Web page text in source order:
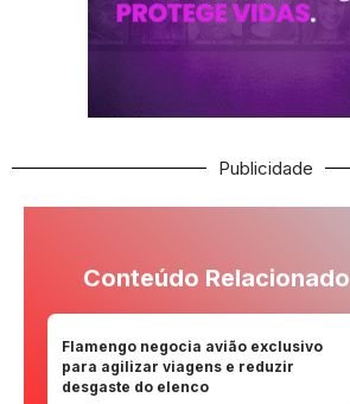
Publicidade
Conteúdo Relacionado
Flamengo negocia avião exclusivo
para agilizar viagens e reduzir
desgaste do elenco